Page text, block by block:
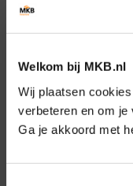
Welkom bij MKB.nl
Wij plaatsen
verbeteren en om je
Ga je akkoord met
Schrijf je nu in
nieuwsbrief.
Schrijf je in
Direct naar
Over ons